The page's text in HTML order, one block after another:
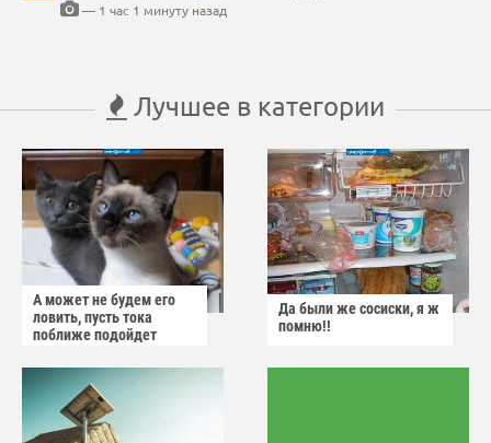
— 1 час 1 минуту назад
Лучшее в категории
А может не будем его
ловить, пусть тока
поближе подойдет
Да были же сосиски, я ж
помню!!